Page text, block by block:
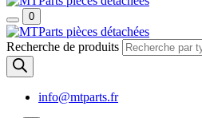
0
Recherche de produits
info@mtparts.fr